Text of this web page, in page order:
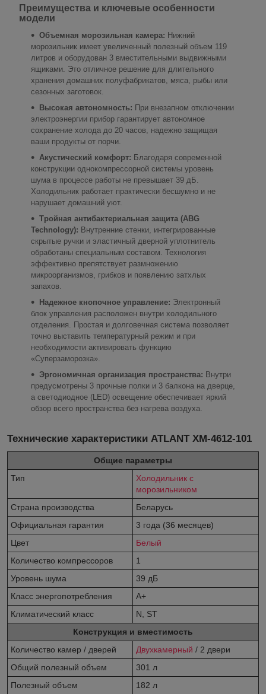
Преимущества и ключевые особенности
модели
Объемная морозильная камера: Нижний
морозильник имеет увеличенный полезный объем 119
литров и оборудован 3 вместительными выдвижными
ящиками. Это отличное решение для длительного
хранения домашних полуфабрикатов, мяса, рыбы или
сезонных заготовок.
Высокая автономность: При внезапном отключении
электроэнергии прибор гарантирует автономное
сохранение холода до 20 часов, надежно защищая
ваши продукты от порчи.
Акустический комфорт: Благодаря современной
конструкции однокомпрессорной системы уровень
шума в процессе работы не превышает 39 дБ.
Холодильник работает практически бесшумно и не
нарушает домашний уют.
Тройная антибактериальная защита (ABG
Technology): Внутренние стенки, интегрированные
скрытые ручки и эластичный дверной уплотнитель
обработаны специальным составом. Технология
эффективно препятствует размножению
микроорганизмов, грибков и появлению затхлых
запахов.
Надежное кнопочное управление: Электронный
блок управления расположен внутри холодильного
отделения. Простая и долговечная система позволяет
точно выставить температурный режим и при
необходимости активировать функцию
«Суперзаморозка».
Эргономичная организация пространства: Внутри
предусмотрены 3 прочные полки и 3 балкона на дверце,
а светодиодное (LED) освещение обеспечивает яркий
обзор всего пространства без нагрева воздуха.
Технические характеристики ATLANT ХМ-4612-101
Общие параметры
Тип
Холодильник с
морозильником
Страна производства
Беларусь
Официальная гарантия
3 года (36 месяцев)
Цвет
Белый
Количество компрессоров
1
Уровень шума
39 дБ
Класс энергопотребления
A+
Климатический класс
N, ST
Конструкция и вместимость
Количество камер / дверей
Двухкамерный / 2 двери
Общий полезный объем
301 л
Полезный объем
182 л